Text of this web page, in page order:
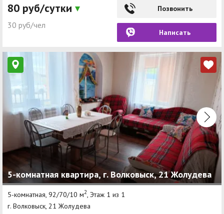
80 руб/сутки
30 руб/чел
Позвонить
Написать
5-комнатная квартира, г. Волковыск, 21 Жолудева
5-комнатная, 92/70/10 м2 , Этаж 1 из 1
г. Волковыск, 21 Жолудева